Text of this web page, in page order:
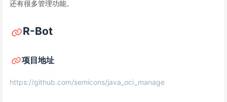
还有很多管理功能。
R-Bot
项目地址
https://github.com/semicons/java_oci_manage